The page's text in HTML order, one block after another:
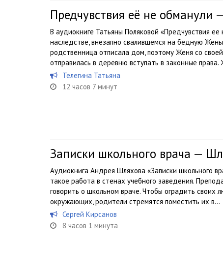
Предчувствия её не обманули
В аудиокниге Татьяны Поляковой «Предчувствия
наследстве, внезапно свалившемся на бедную
родственница отписала дом, поэтому Женя со
отправилась в деревню вступать в законные права.
Телегина Татьяна
12 часов 7 минут
Записки школьного врача —
Аудиокнига Андрея Шляхова «Записки школьного
такое работа в стенах учебного заведения.
говорить о школьном враче. Чтобы оградить своих
окружающих, родители стремятся поместить их в...
Сергей Кирсанов
8 часов 1 минута